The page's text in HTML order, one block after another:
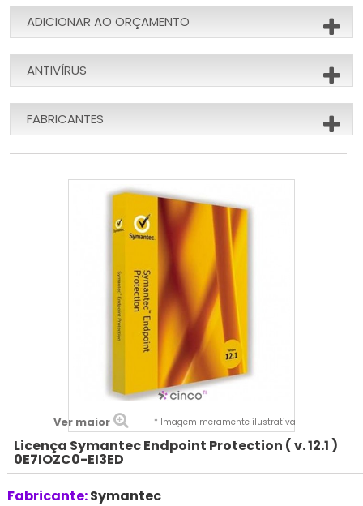
ADICIONAR AO ORÇAMENTO
ANTIVÍRUS
FABRICANTES
Ver maior * Imagem meramente ilustrativa
Licença Symantec Endpoint Protection ( v. 12.1 )
0E7IOZC0-EI3ED
Fabricante:Symantec